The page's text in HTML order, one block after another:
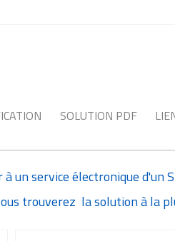
SOLUTION PDF
un service électronique d'un
trouverez la solution à la